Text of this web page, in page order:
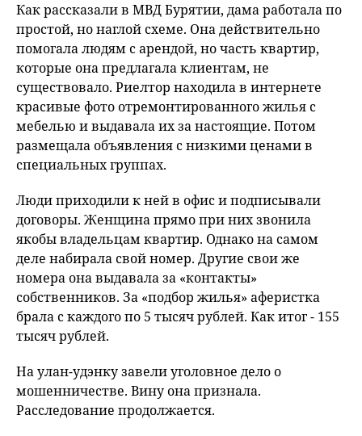
Как рассказали в МВД Бурятии, дама работала по
простой, но наглой схеме. Она действительно
помогала людям с арендой, но часть квартир,
которые она предлагала клиентам, не
существовало. Риелтор находила в интернете
красивые фото отремонтированного жилья с
мебелью и выдавала их за настоящие. Потом
размещала объявления с низкими ценами в
специальных группах.
Люди приходили к ней в офис и подписывали
договоры. Женщина прямо при них звонила
якобы владельцам квартир. Однако на самом
деле набирала свой номер. Другие свои же
номера она выдавала за «контакты»
собственников. За «подбор жилья» аферистка
брала с каждого по 5 тысяч рублей. Как итог - 155
тысяч рублей.
На улан-удэнку завели уголовное дело о
мошенничестве. Вину она признала.
Расследование продолжается.